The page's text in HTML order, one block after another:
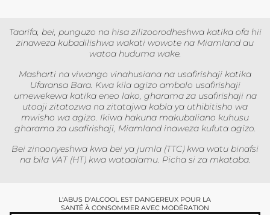
Taarifa, bei, punguzo na hisa zilizoorodheshwa katika ofa hii
zinaweza kubadilishwa wakati wowote na Miamland au
watoa huduma wake.
Masharti na viwango vinahusiana na usafirishaji katika
Ufaransa Bara. Kwa kila agizo ambalo usafirishaji
umewekewa katika eneo lako, gharama za usafirishaji na
utoaji zitatozwa na zitatajwa kabla ya uthibitisho wa
mwisho wa agizo. Ikiwa hakuna makubaliano kuhusu
gharama za usafirishaji, Miamland inaweza kufuta agizo.
Bei zinaonyeshwa kwa bei ya jumla (TTC) kwa watu binafsi
na bila VAT (HT) kwa wataalamu. Picha si za mkataba.
L'ABUS D'ALCOOL EST DANGEREUX POUR LA
SANTÉ À CONSOMMER AVEC MODÉRATION